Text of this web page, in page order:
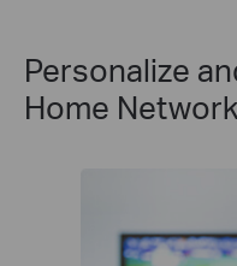
Personalize
Home Network